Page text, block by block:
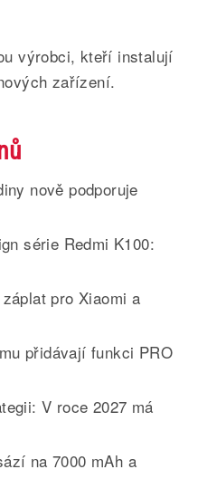
výrobci, kteří instalují
zařízení.
nově podporuje
série Redmi K100:
pro Xiaomi a
přidávají funkci PRO
V roce 2027 má
na 7000 mAh a